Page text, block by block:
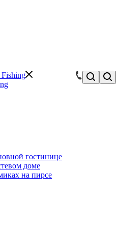
гостинице
доме
на пирсе